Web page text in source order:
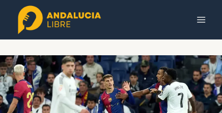
Saltar
contenido